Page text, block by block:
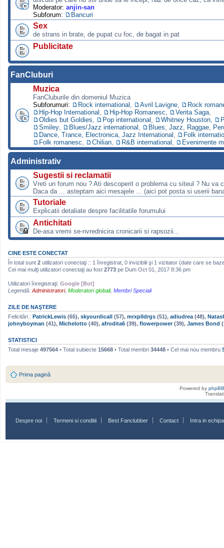
Moderator: anjin-san
Subforum:
Bancuri
Sex
de strans in brate, de pupat cu foc, de bagat in pat
Publicitate
FanCluburi
Muzica
FanCluburile din domeniul Muzica
Subforumuri:
Rock international Avril Lavigne
Rock
Hip-Hop International
Hip-Hop Romanesc Verita Saga
Oldies but Goldies
Pop international Whitney Houston
Smiley
Blues/Jazz international
Blues, Jazz, Raggae,
Dance, Trance, Electronica, Jazz International
Folk
Folk romanesc
Chilian R&B international Evenimente
Administrativ
Sugestii si reclamatii
Vreti un forum nou ? Ati descoperit o problema cu siteul ? Nu va
Daca da ... asteptam aici mesajele ... (aici pot posta si userii
Tutoriale
Explicatii detaliate despre facilitatile forumului
Antichitati
De-asa vremi se-nvrednicira cronicarii si rapsozii...
CINE ESTE CONECTAT
În total sunt 2 utilizatori conectaţi :: 1 înregistrat, 0 invizibili şi 1 vizitator (date care se
Cei mai mulţi utilizatori conectaţi au fost 2773 pe Dum Oct 01, 2017 8:36 pm
Utilizatori înregistraţi: Google [Bot]
Legendă: Administratori, Moderatori globali, Membri Speciali
ZILE DE NAŞTERE
Felicitări : PatrickLewis (65), skyourdicall (57), mrxplldrgs (51), adiudrea (48),
johnyboyman (41), Michelotto (40), afrodita6 (39), flowerpower(39), James Bond
STATISTICI
Total mesaje 497564 • Total subiecte 15668 • Total membri 34448 • Cel mai nou membru
Prima pagină
Powered by phpBB
Despre noi Termeni si conditii Best Fanclubber Contact Intra in